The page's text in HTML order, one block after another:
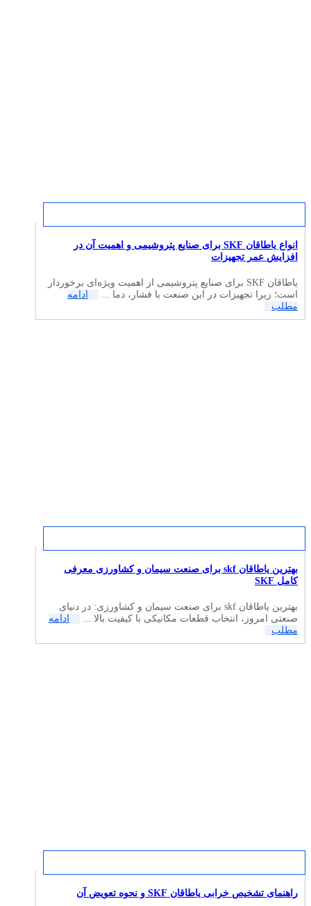
انواع یاطاقان SKF برای صنایع پتروشیمی و اهمیت آن در
افزایش عمر تجهیزات
یاطاقان SKF برای صنایع پتروشیمی از اهمیت ویژه‌ای برخوردار
است؛ زیرا تجهیزات در این صنعت با فشار، دما ...
ادامه
مطلب
بهترین یاطاقان skf برای صنعت سیمان و کشاورزی معرفی
کامل SKF
بهترین یاطاقان skf برای صنعت سیمان و کشاورزی: در دنیای
صنعتی امروز، انتخاب قطعات مکانیکی با کیفیت بالا ...
ادامه
مطلب
راهنمای تشخیص خرابی یاطاقان SKF و نحوه تعویض آن